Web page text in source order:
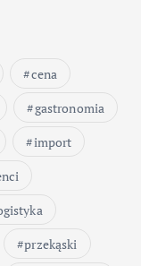
cena
gastronomia
import
przekąski